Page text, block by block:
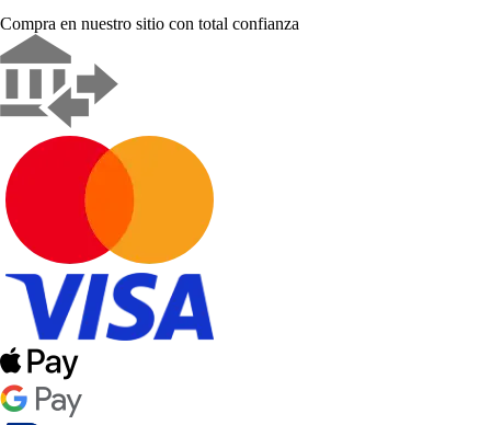
Compra en nuestro sitio con total confianza